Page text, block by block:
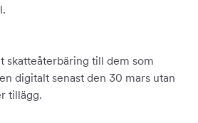
skatteåterbäring till dem som
digitalt senast den 30 mars utan
tillägg.